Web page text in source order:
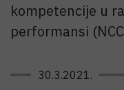
kompetencije u
performansi
30.3.2021.